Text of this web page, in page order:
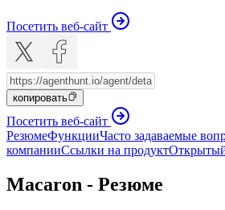
Посетить веб-сайт
копировать
Посетить веб-сайт
РезюмеФункцииЧасто задаваемые
компанииСсылки на продукт
Macaron - Резюме